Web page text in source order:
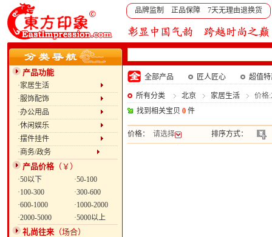
品牌监制 正品保障 7天无理由退换货
产品功能
·家居生活
·服饰配饰
·办公用品
·休闲娱乐
·摆件挂件
·商务/政务
产品价格（￥）
·50以下
·50-100
·100-300
·300-600
·600-1000
·1000-2000
·2000-5000
·5000以上
礼尚往来 （场合）
全部产品 匠人匠心 超值
所有分类 北京 家居生活
价格
找到相关宝贝 0 件
价格： 请选择 排序方式：